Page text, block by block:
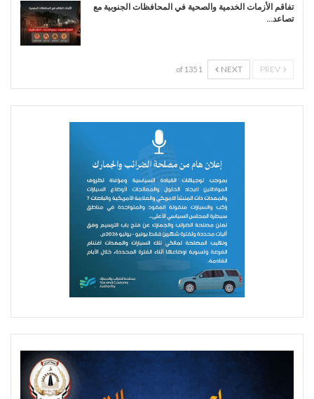
تفاقم الأزمات الخدمية والصحية في المحافظات الجنوبية مع
تصاعد…
NEXT
1 of 135